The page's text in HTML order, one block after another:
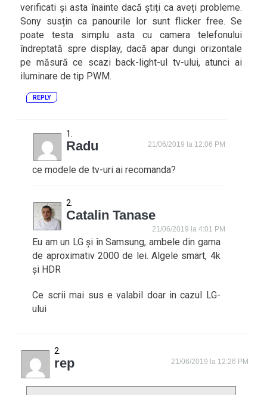
verificati și asta înainte dacă știți ca aveți probleme.
Sony susțin ca panourile lor sunt flicker free. Se
poate testa simplu asta cu camera telefonului
îndreptată spre display, dacă apar dungi orizontale
pe măsură ce scazi back-light-ul tv-ului, atunci ai
iluminare de tip PWM.
REPLY
Radu 21/06/2019 la 12:06 PM
ce modele de tv-uri ai recomanda?
Catalin Tanase
21/06/2019 la 4:01 PM
Eu am un LG și în Samsung, ambele din gama
de aproximativ 2000 de lei. Algele smart, 4k
și HDR
Ce scrii mai sus e valabil doar in cazul LG-
ului
rep 21/06/2019 la 12:26 PM